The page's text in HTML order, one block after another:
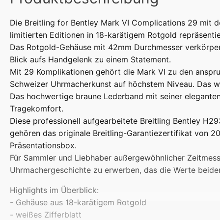
Die Breitling for Bentley Mark VI Complications 29 mit
limitierten Editionen in 18-karätigem Rotgold
Das Rotgold-Gehäuse mit 42mm Durchmesser
Blick aufs Handgelenk zu einem Statement.
Mit 29 Komplikationen gehört die Mark VI zu den
Schweizer Uhrmacherkunst auf höchstem Niveau.
Das hochwertige braune Lederband mit seiner
Tragekomfort.
Diese professionell aufgearbeitete Breitling Bentley
gehören das originale Breitling-Garantiezertifikat von
Präsentationsbox.
Für Sammler und Liebhaber außergewöhnlicher
Uhrmachergeschichte zu erwerben, das die Werte
Highlights im Überblick:
- Gehäuse aus 18-karätigem Rotgold
- weißes Zifferblatt